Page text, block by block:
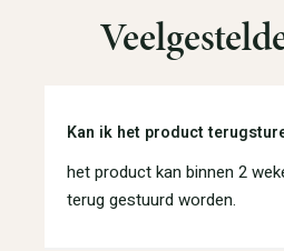
Kan ik het product
het product kan binnen 2
terug gestuurd worden.